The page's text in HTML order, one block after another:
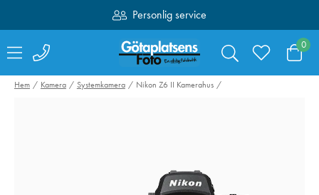
Personlig service
Fri frakt över 1000:-
0
Hem Kamera Systemkamera Nikon Z6 II Kamerahus